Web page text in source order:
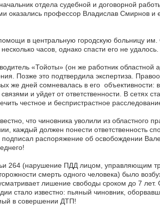
отдела судебной и договорной
оказались профессор Владислав Смирнов и
в центральную городскую больницу
часов, однако спасти его не
«Тойоты» (он же работник
Позже это подтвердила экспертиза.
же дней сомневалась в его объективности:
и уйдет от ответственности. В сетях
честное и беспристрастное
что чиновника уволили из областного
каждый должен понести ответственность
подписал распоряжение об освобождении
264 (нарушение ПДД лицом, управляющим
смерть одного человека) было
лишение свободы сроком до 7
стало известно: пьяный чиновник,
в совершении ДТП!